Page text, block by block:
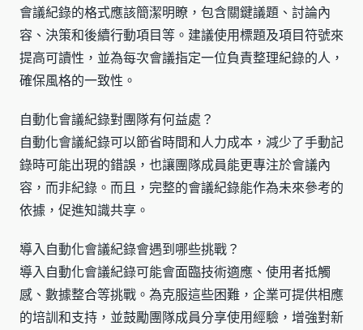
會議紀錄的格式應該簡潔明瞭，包含關鍵議題、討論內
容、決策和後續行動項目等。建議使用標題及項目符號來
提高可讀性，並為每次會議指定一位負責整理紀錄的人，
確保風格的一致性。
自動化會議紀錄對團隊有何益處？
自動化會議紀錄可以節省時間和人力成本，減少了手動記
錄時可能出現的錯誤，也讓團隊成員能更專注於會議內
容，而非紀錄。而且，完整的會議紀錄能作為未來參考的
依據，促進知識共享。
導入自動化會議紀錄會遇到哪些挑戰？
導入自動化會議紀錄可能會面臨技術適應、使用者抵觸
感、數據整合等挑戰。為克服這些困難，企業可提供相應
的培訓和支持，並鼓勵團隊成員分享使用經驗，增強對新